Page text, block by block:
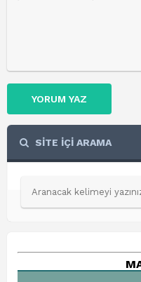
YORUM YAZ
SİTE İÇİ ARAMA